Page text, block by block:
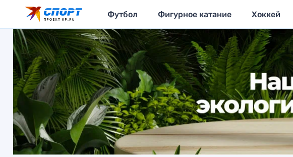
Футбол Фигурное катание Хоккей